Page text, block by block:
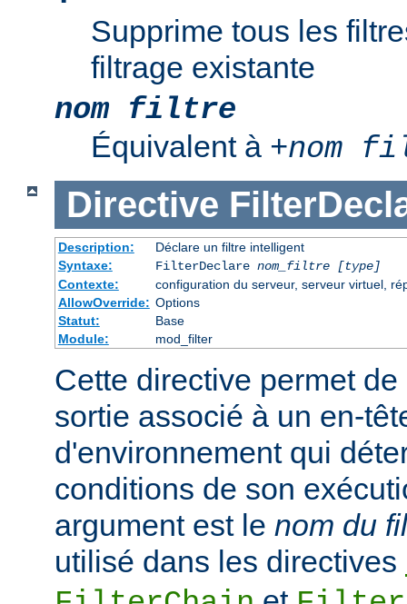
Supprime tous les
filtrage existante
nom filtre
Équivalent à +nom
Directive
Description:
Déclare un filtre intelligent
Syntaxe:
FilterDeclare nom_filtre
[type]
Contexte:
configuration du serveur, serveur virtuel,
AllowOverride: Options
Statut:
Base
Module:
mod_filter
Cette directive permet
sortie associé à un en-
d'environnement qui
conditions de son
argument est le nom du
utilisé dans les directives